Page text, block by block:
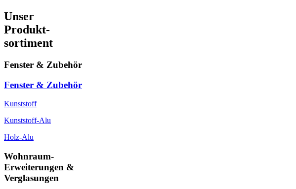
Unser
Produkt-
sortiment
Fenster & Zubehör
Fenster & Zubehör
Kunststoff
Kunststoff-Alu
Holz-Alu
Wohnraum-
Erweiterungen &
Verglasungen